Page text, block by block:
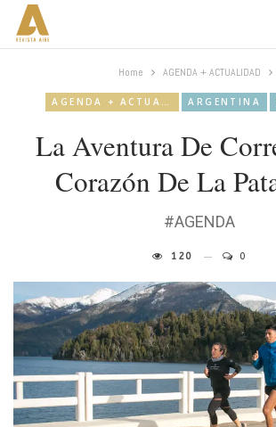
Home AGENDA + ACTUALIDAD
AGENDA + ACTUALIDAD ARGENTINA
La Aventura De
Corazón De La
#AGENDA
120 0